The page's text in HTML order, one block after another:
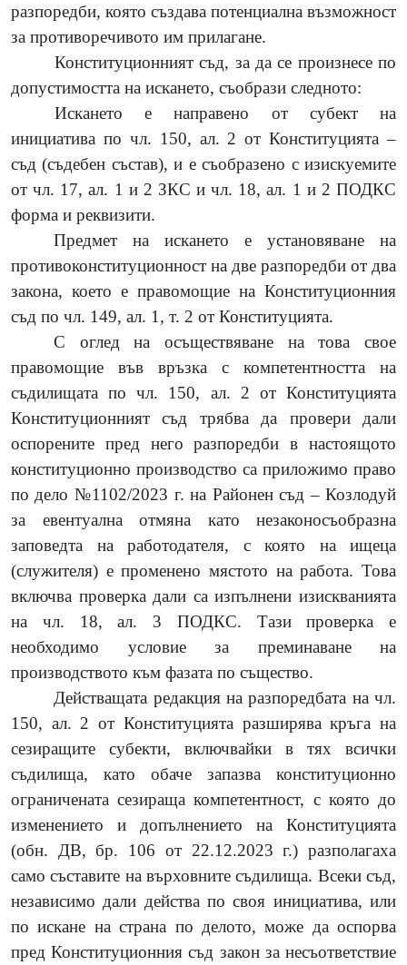
разпоредби, която създава потенциална възможност
за противоречивото им прилагане.
Конституционният съд, за да се произнесе по
допустимостта на искането, съобрази следното:
Искането е направено от субект на
инициатива по чл. 150, ал. 2 от Конституцията –
съд (съдебен състав), и е съобразено с изискуемите
от чл. 17, ал. 1 и 2 ЗКС и чл. 18, ал. 1 и 2 ПОДКС
форма и реквизити.
Предмет на искането е установяване на
противоконституционност на две разпоредби от два
закона, което е правомощие на Конституционния
съд по чл. 149, ал. 1, т. 2 от Конституцията.
С оглед на осъществяване на това свое
правомощие във връзка с компетентността на
съдилищата по чл. 150, ал. 2 от Конституцията
Конституционният съд трябва да провери дали
оспорените пред него разпоредби в настоящото
конституционно производство са приложимо право
по дело №1102/2023 г. на Районен съд – Козлодуй
за евентуална отмяна като незаконосъобразна
заповедта на работодателя, с която на ищеца
(служителя) е променено мястото на работа. Това
включва проверка дали са изпълнени изискванията
на чл. 18, ал. 3 ПОДКС.
Тази проверка е
необходимо условие за преминаване на
производството към фазата по същество.
Действащата редакция на разпоредбата на чл.
150, ал. 2 от Конституцията разширява кръга на
сезиращите субекти, включвайки в тях всички
съдилища, като обаче запазва конституционно
ограничената сезираща компетентност, с която до
изменението и допълнението на Конституцията
(обн. ДВ, бр. 106 от 22.12.2023 г.) разполагаха
само съставите на върховните съдилища. Всеки съд,
независимо дали действа по своя инициатива, или
по искане на страна по делото, може да оспорва
пред Конституционния съд закон за несъответствие